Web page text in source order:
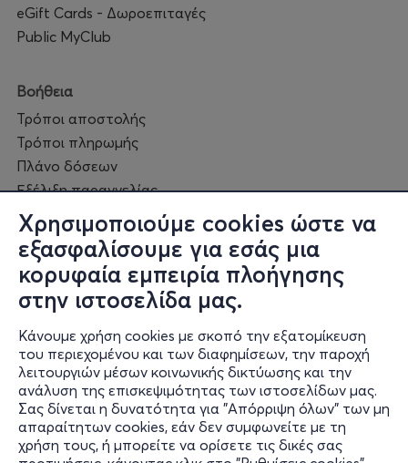
Χρησιμοποιούμε cookies ώστε να
εξασφαλίσουμε για εσάς μια
κορυφαία εμπειρία πλοήγησης
στην ιστοσελίδα μας.
Κάνουμε χρήση cookies με σκοπό την εξατομίκευση
του περιεχομένου και των διαφημίσεων, την παροχή
λειτουργιών μέσων κοινωνικής δικτύωσης και την
ανάλυση της επισκεψιμότητας των ιστοσελίδων μας.
Σας δίνεται η δυνατότητα για "Απόρριψη όλων" των μη
απαραίτητων cookies, εάν δεν συμφωνείτε με τη
χρήση τους, ή μπορείτε να ορίσετε τις δικές σας
eGift Cards - Δωροεπιταγές
Public MyClub
Βοήθεια
Τρόποι αποστολής
Τρόποι πληρωμής
Πλάνο δόσεων
Εξέλιξη παραγγελίας
Πορεία επισκευής
Συχνές ερωτήσεις και
επικοινωνία
Ο online κόσμος μας
Public GR
Public CY
Publicbusiness.gr
Public + home
Book Friends
Public Blog